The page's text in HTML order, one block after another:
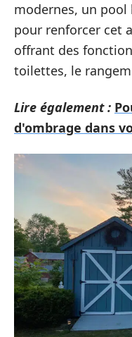
modernes, un
pour renforcer cet
offrant des
toilettes, le
Lire également :
d'ombrage dans